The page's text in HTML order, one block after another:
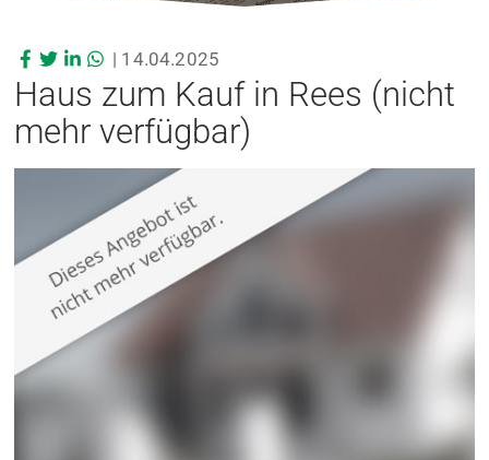
| 14.04.2025
Haus zum Kauf in Rees (nicht
mehr verfügbar)